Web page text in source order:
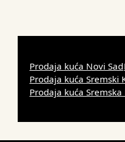
Prodaja kuća Novi Sad
Prodaja kuća Sremski
Prodaja kuća Sremska